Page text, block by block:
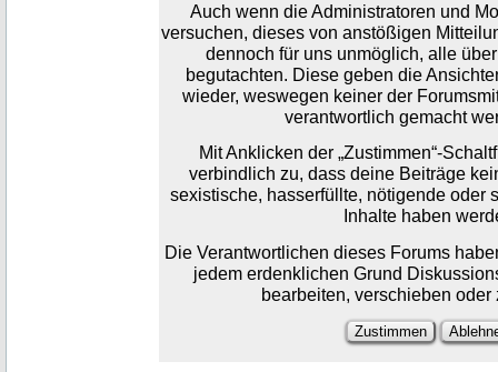
Auch wenn die Administratoren und
versuchen, dieses von anstößigen
dennoch für uns unmöglich, alle
begutachten. Diese geben die
wieder, weswegen keiner der
verantwortlich gemacht
Mit Anklicken der „Zustimmen“-
verbindlich zu, dass deine Beiträge
sexistische, hasserfüllte, nötigende oder
Inhalte haben
Die Verantwortlichen dieses Forums
jedem erdenklichen Grund
bearbeiten, verschieben